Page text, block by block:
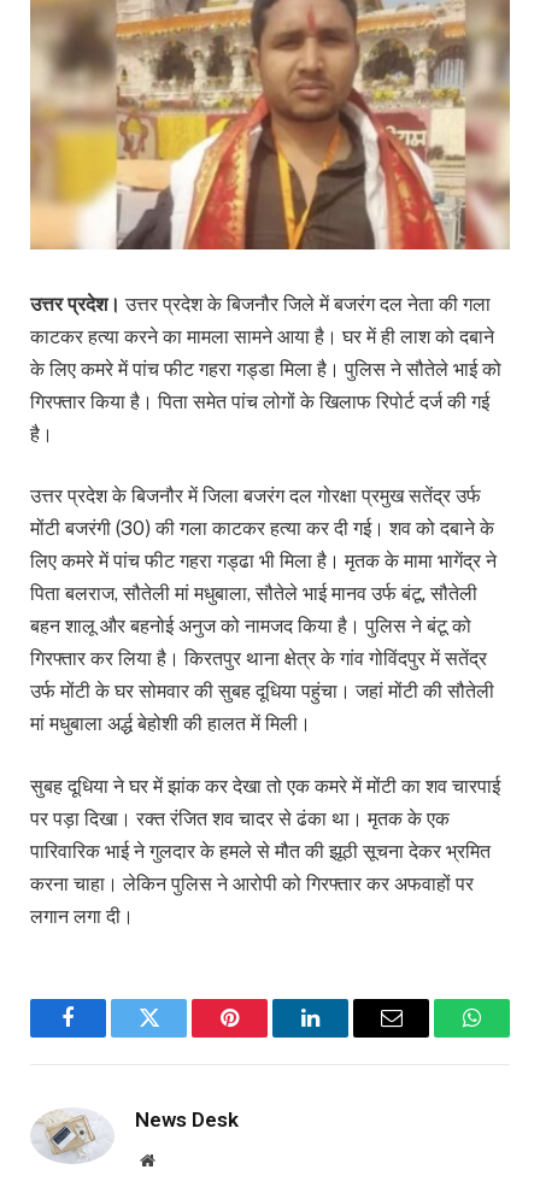
उत्तर प्रदेश। उत्तर प्रदेश के बिजनौर जिले में बजरंग दल नेता की गला
काटकर हत्या करने का मामला सामने आया है। घर में ही लाश को दबाने
के लिए कमरे में पांच फीट गहरा गड्डा मिला है। पुलिस ने सौतेले भाई को
गिरफ्तार किया है। पिता समेत पांच लोगों के खिलाफ रिपोर्ट दर्ज की गई
है।
उत्तर प्रदेश के बिजनौर में जिला बजरंग दल गोरक्षा प्रमुख सतेंद्र उर्फ
मोंटी बजरंगी (30) की गला काटकर हत्या कर दी गई। शव को दबाने के
लिए कमरे में पांच फीट गहरा गड्ढा भी मिला है। मृतक के मामा भागेंद्र ने
पिता बलराज, सौतेली मां मधुबाला, सौतेले भाई मानव उर्फ बंटू, सौतेली
बहन शालू और बहनोई अनुज को नामजद किया है। पुलिस ने बंटू को
गिरफ्तार कर लिया है। किरतपुर थाना क्षेत्र के गांव गोविंदपुर में सतेंद्र
उर्फ मोंटी के घर सोमवार की सुबह दूधिया पहुंचा। जहां मोंटी की सौतेली
मां मधुबाला अर्द्ध बेहोशी की हालत में मिली।
सुबह दूधिया ने घर में झांक कर देखा तो एक कमरे में मोंटी का शव चारपाई
पर पड़ा दिखा। रक्त रंजित शव चादर से ढंका था। मृतक के एक
पारिवारिक भाई ने गुलदार के हमले से मौत की झूठी सूचना देकर भ्रमित
करना चाहा। लेकिन पुलिस ने आरोपी को गिरफ्तार कर अफवाहों पर
लगान लगा दी।
FacebookTwitter Pinterest LinkedInEmail
News Desk
Website